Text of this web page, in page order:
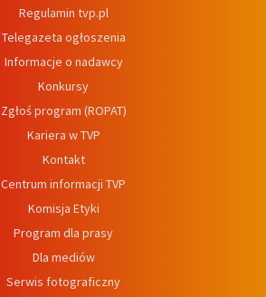
Regulamin tvp.pl
Telegazeta ogłoszenia
Informacje o nadawcy
Konkursy
Zgłoś program (ROPAT)
Kariera w TVP
Kontakt
Centrum informacji TVP
Komisja Etyki
Program dla prasy
Dla mediów
Serwis fotograficzny